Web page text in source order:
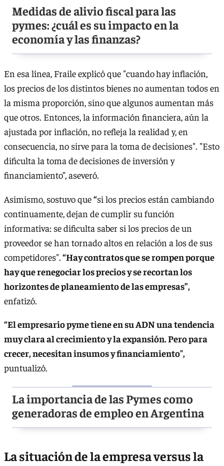
Medidas de alivio fiscal para las
pymes: ¿cuál es su impacto en la
economía y las finanzas?
En esa línea, Fraile explicó que "cuandohay inflación,
los precios de los distintos bienes no aumentan todos en
la misma proporción, sino que algunos aumentan más
que otros. Entonces, la información financiera, aún la
ajustada por inflación, no refleja la realidad y, en
consecuencia, no sirve para la toma de decisiones". "Esto
dificulta la toma de decisiones de inversión y
financiamiento”, aseveró.
Asimismo, sostuvo que“si los precios están cambiando
continuamente, dejan de cumplir su función
informativa: se dificulta saber si los precios de un
proveedor se han tornado altos en relación a los de sus
competidores".“Hay contratos que se rompen porque
hay que renegociar los precios y se recortan los
horizontes de planeamiento de las empresas”,
enfatizó.
“El empresario pyme tiene en su ADN una tendencia
muy clara al crecimiento y la expansión. Pero para
crecer, necesitan insumos y financiamiento",
puntualizó.
La importancia de las Pymes como
generadoras de empleo en Argentina
La situación de la empresa versus la